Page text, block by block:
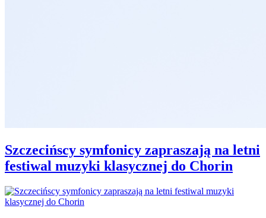
Szczecińscy symfonicy zapraszają na letni
festiwal muzyki klasycznej do Chorin